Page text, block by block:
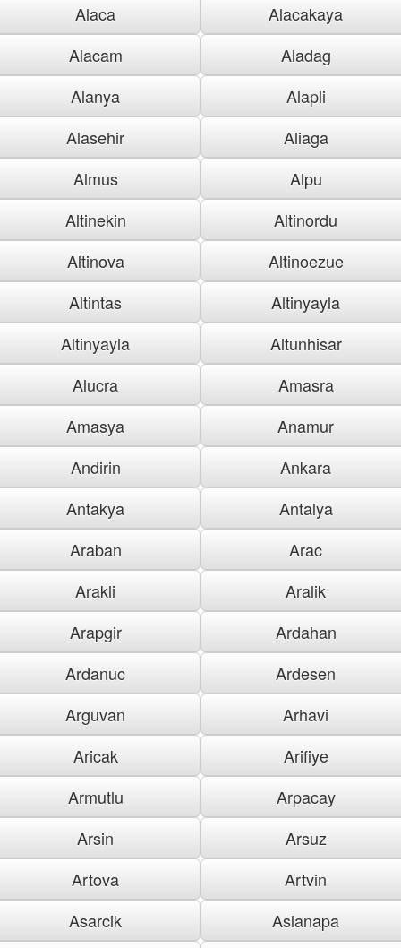
Alaca
Alacakaya
Alacam
Aladag
Alanya
Alapli
Alasehir
Aliaga
Almus
Alpu
Altinekin
Altinordu
Altinova
Altinoezue
Altintas
Altinyayla
Altinyayla
Altunhisar
Alucra
Amasra
Amasya
Anamur
Andirin
Ankara
Antakya
Antalya
Araban
Arac
Arakli
Aralik
Arapgir
Ardahan
Ardanuc
Ardesen
Arguvan
Arhavi
Aricak
Arifiye
Armutlu
Arpacay
Arsin
Arsuz
Artova
Artvin
Asarcik
Aslanapa